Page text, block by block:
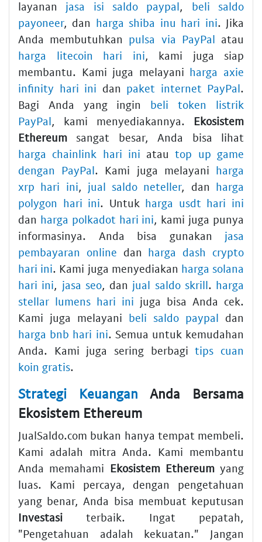
layanan jasa isi saldo paypal, beli saldo
payoneer, dan harga shiba inu hari ini. Jika
Anda membutuhkan pulsa via PayPal atau
harga litecoin hari ini, kami juga siap
membantu. Kami juga melayani harga axie
infinity hari ini dan paket internet PayPal.
Bagi Anda yang ingin beli token listrik
PayPal, kami menyediakannya. Ekosistem
Ethereum sangat besar, Anda bisa lihat
harga chainlink hari ini atautop up game
dengan PayPal. Kami juga melayani harga
xrp hari ini, jual saldo neteller, dan harga
polygon hari ini. Untuk harga usdt hari ini
dan harga polkadot hari ini, kami juga punya
informasinya. Anda bisa gunakan jasa
pembayaran online dan harga dash crypto
hari ini. Kami juga menyediakan harga solana
hari ini, jasa seo, dan jual saldo skrill. harga
stellar lumens hari ini juga bisa Anda cek.
Kami juga melayani beli saldo paypal dan
harga bnb hari ini. Semua untuk kemudahan
Anda. Kami juga sering berbagitips cuan
koin gratis.
Strategi Keuangan Anda Bersama
Ekosistem Ethereum
JualSaldo.com bukan hanya tempat membeli.
Kami adalah mitra Anda. Kami membantu
Anda memahami Ekosistem Ethereumyang
luas. Kami percaya, dengan pengetahuan
yang benar, Anda bisa membuat keputusan
Investasi terbaik. Ingat pepatah,
"Pengetahuan adalah kekuatan." Jangan